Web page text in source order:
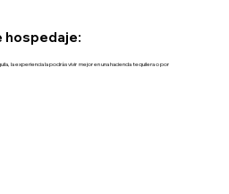
la experiencia la podrás vivir mejor en una hacienda tequilera o por
hospedaje: